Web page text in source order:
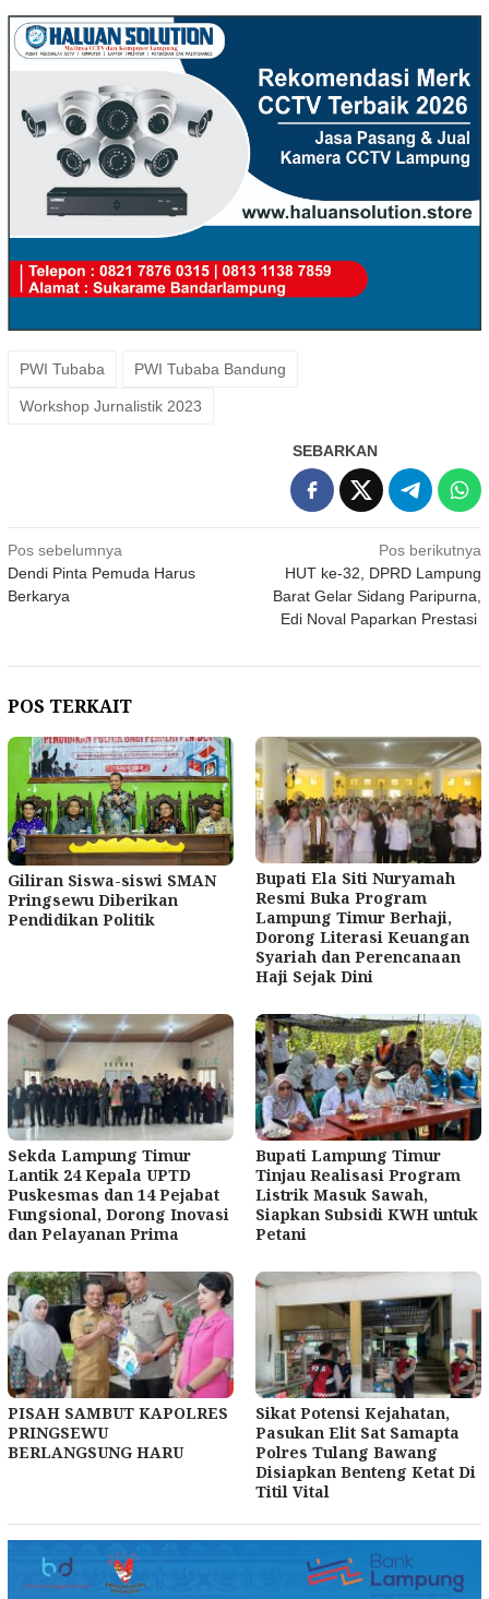
PWI Tubaba PWI Tubaba Bandung
Workshop Jurnalistik 2023
SEBARKAN
Navigasi
pos
Pos sebelumnya
Dendi Pinta Pemuda Harus
Berkarya
Pos berikutnya
HUT ke-32, DPRD Lampung
Barat Gelar Sidang Paripurna,
Edi Noval Paparkan Prestasi
POS TERKAIT
Giliran Siswa-siswi SMAN
Pringsewu Diberikan
Pendidikan Politik
Bupati Ela Siti Nuryamah
Resmi Buka Program
Lampung Timur Berhaji,
Dorong Literasi Keuangan
Syariah dan Perencanaan
Haji Sejak Dini
Sekda Lampung Timur
Lantik 24 Kepala UPTD
Puskesmas dan 14 Pejabat
Fungsional, Dorong Inovasi
dan Pelayanan Prima
Bupati Lampung Timur
Tinjau Realisasi Program
Listrik Masuk Sawah,
Siapkan Subsidi KWH untuk
Petani
PISAH SAMBUT KAPOLRES
PRINGSEWU
BERLANGSUNG HARU
Sikat Potensi Kejahatan,
Pasukan Elit Sat Samapta
Polres Tulang Bawang
Disiapkan Benteng Ketat Di
Titil Vital